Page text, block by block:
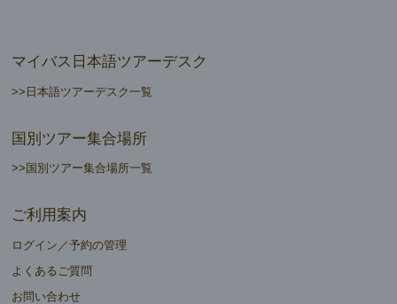
マイバス日本語ツアーデスク
>>日本語ツアーデスク一覧
国別ツアー集合場所
>>国別ツアー集合場所一覧
ご利用案内
ログイン／予約の管理
よくあるご質問
お問い合わせ